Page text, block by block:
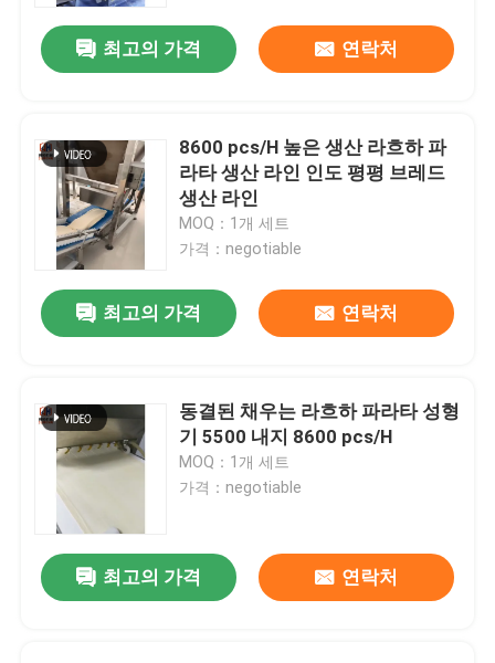
최고의 가격 연락처
8600 pcs/H 높은 생산 라흐하 파
라타 생산 라인 인도 평평 브레드
생산 라인
MOQ：1개 세트
가격：negotiable
최고의 가격 연락처
동결된 채우는 라흐하 파라타 성형
기 5500 내지 8600 pcs/H
MOQ：1개 세트
가격：negotiable
최고의 가격 연락처